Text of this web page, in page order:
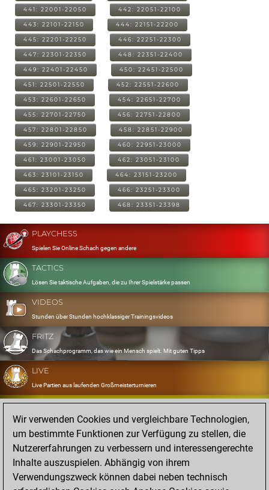
441: 22001-22050 442: 22051-22100
443: 22101-22150 444: 22151-22200
445: 22201-22250 446: 22251-22300
447: 22301-22350 448: 22351-22400
449: 22401-22450 450: 22451-22500
451: 22501-22550 452: 22551-22600
453: 22601-22650 454: 22651-22700
455: 22701-22750 456: 22751-22800
457: 22801-22850 458: 22851-22900
459: 22901-22950 460: 22951-23000
461: 23001-23050 462: 23051-23100
463: 23101-23150 464: 23151-23200
465: 23201-23250 466: 23251-23300
467: 23301-23350 468: 23351-23398
PLAYCHESS
Spielen Sie Online Schach gegen andere
TACTICS
Lösen Sie taktische Aufgaben, die zu Ihrer Spielstärke passen
VIDEOS
Stunden über Stunden hochklassiger Trainingsvideos
FRITZ
Das Schachprogramm, das wie ein Mensch spielt. Mit guten Tipps
LIVE
Live Partien aus laufenden Großmeisterturnieren
OPENINGS
Erfassen und Üben Sie Ihr Eröffnungsrepertoire
DATABASE
Acht Millionen starke Partien
MYGAMES
Speichern und analysieren Sie eigene Partien in der Cloud
Wir verwenden Cookies und vergleichbare Technologien,
um bestimmte Funktionen zur Verfügung zu stellen, die
Nutzererfahrungen zu verbessern und interessengerechte
Inhalte auszuspielen. Abhängig von ihrem
Verwendungszweck können dabei neben technisch